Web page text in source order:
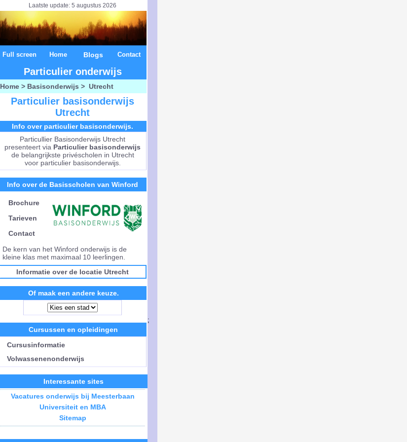
Laatste update: 5 augustus 2026
Full screen Home Blogs Contact
Particulier onderwijs
Home > Basisonderwijs > Utrecht
Particulier basisonderwijs
Utrecht
Info over particulier basisonderwijs.
Particullier Basisonderwijs Utrecht
presenteert via Particulier basisonderwijs
de belangrijkste privéscholen in Utrecht
voor particulier basisonderwijs.
Info over de Basisscholen van Winford
Brochure
Tarieven
Contact
De kern van het Winford onderwijs is de
kleine klas met maximaal 10 leerlingen.
Informatie over de locatie Utrecht
Of maak een andere keuze.
Cursussen en opleidingen
Cursusinformatie
Volwassenenonderwijs
Interessante sites
Vacatures onderwijs bij Meesterbaan
Universiteit en MBA
Sitemap
;